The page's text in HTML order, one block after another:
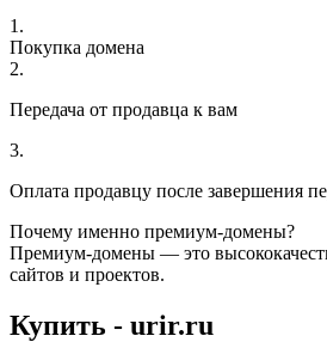
1.
Покупка домена
2.
Передача от продавца к вам
3.
Оплата продавцу после завершения
Почему именно премиум-домены?
Премиум-домены — это
сайтов и проектов.
Купить - urir.ru